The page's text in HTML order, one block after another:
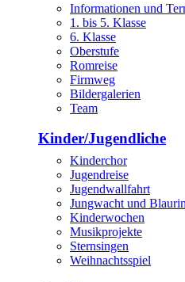
Informationen und
1. bis 5. Klasse
6. Klasse
Oberstufe
Romreise
Firmweg
Bildergalerien
Team
Kinder/Jugendliche
Kinderchor
Jugendreise
Jugendwallfahrt
Jungwacht und
Kinderwochen
Musikprojekte
Sternsingen
Weihnachtsspiel